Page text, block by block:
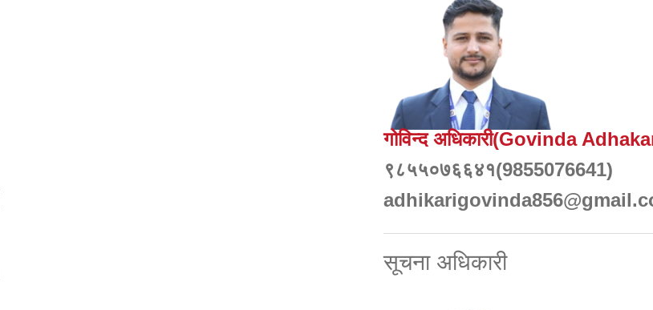
गोविन्द अधिकारी(Govinda
९८५५०७६६४१(9855076641)
सूचना अधिकारी